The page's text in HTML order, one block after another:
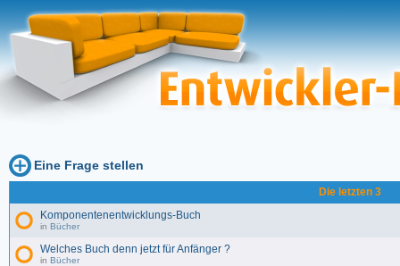
Eine Frage stellen
Die letzten 3
Komponentenentwicklungs-Buch
in Bücher
Welches Buch denn jetzt für Anfänger ?
in Bücher